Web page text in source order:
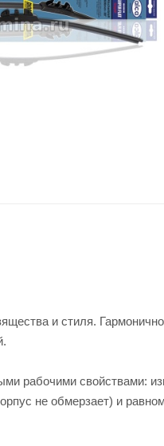
и стиля.
рабочими свойствами:
не обмерзает) и